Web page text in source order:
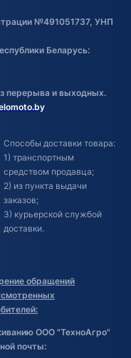
№491051737, УНП
Беларусь:
перерыва и выходных.
Способы доставки товара:
1) транспортным
средством продавца;
2) из пункта выдачи
заказов;
3) курьерской службой
доставки.
обращений
ООО "ТехноАгро"
почты: